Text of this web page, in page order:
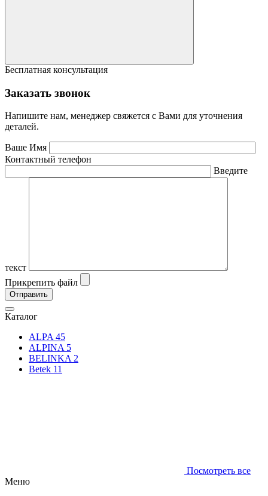
Бесплатная консультация
Заказать звонок
Напишите нам, менеджер свяжется с Вами для уточнения
деталей.
Ваше Имя
Контактный телефон
Введите
текст
Прикрепить файл
Каталог
ALPA 45
ALPINA 5
BELINKA 2
Betek 11
Посмотреть все
Меню